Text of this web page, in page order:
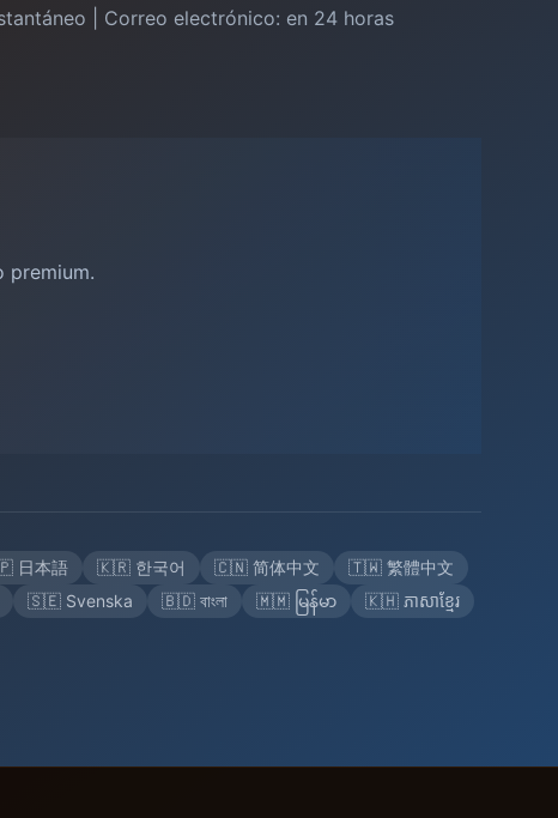
| Correo electrónico: en 24 horas
premium.
日本語 🇰🇷 한국어 🇨🇳 简体中文
🇹🇼 繁體中文
🇸🇪 Svenska 🇧🇩 বাংলা 🇲🇲 မြန်မာ
🇰🇭 ភាសាខ្មែរ